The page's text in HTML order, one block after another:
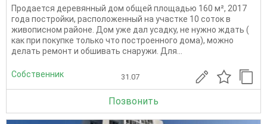
Продается деревянный дом общей площадью 160 м², 2017
года постройки, расположенный на участке 10 соток в
живописном районе. Дом уже дал усадку, не нужно ждать (
как при покупке только что построенного дома), можно
делать ремонт и обшивать снаружи. Для...
Собственник 31.07
Позвонить